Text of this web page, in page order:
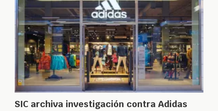
SIC archiva investigación contra Adidas